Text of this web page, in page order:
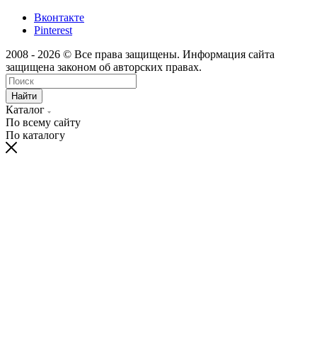
Вконтакте
Pinterest
2008 - 2026 © Все права защищены. Информация сайта
защищена законом об авторских правах.
Найти
Каталог
По всему сайту
По каталогу